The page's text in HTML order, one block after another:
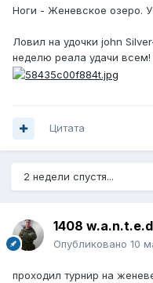
Ноги - Женевское озеро.
Ловил на удочки john
неделю реала удачи всем!
Цитата
2 недели спустя...
1408 w.a.n.t.e.d
Опубликовано 10
проходил турнир на